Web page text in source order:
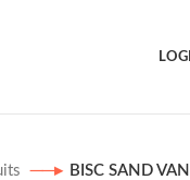
BISC SAND